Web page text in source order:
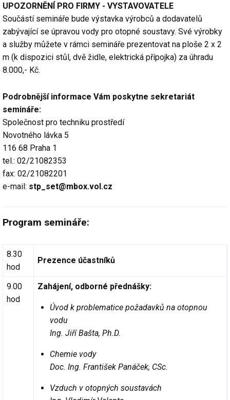
UPOZORNĚNÍ PRO FIRMY - VYSTAVOVATELE
Součástí semináře bude výstavka výrobců a dodavatelů
zabývající se úpravou vody pro otopné soustavy. Své výrobky
a služby můžete v rámci semináře prezentovat na ploše 2 x 2
m (k dispozici stůl, dvě židle, elektrická přípojka) za úhradu
8.000,- Kč.
Podrobnější informace Vám poskytne sekretariát
semináře:
Společnost pro techniku prostředí
Novotného lávka 5
116 68 Praha 1
tel.: 02/21082353
fax: 02/21082201
e-mail: stp_set@mbox.vol.cz
Program semináře:
8.30
hod
Prezence účastníků
9.00
hod
Zahájení, odborné přednášky:
Úvod k problematice požadavků na otopnou
vodu
Ing. Jiří Bašta, Ph.D.
Chemie vody
Doc. Ing. František Panáček, CSc.
Vzduch v otopných soustavách